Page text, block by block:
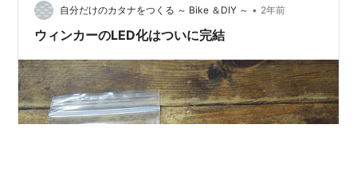
ではなく電子制御で行われています。カチカチ音はスピ
ーカーで鳴らされる「効果音」になっているのです。理
自分だけのカタナをつくる ～ Bike ＆DIY ～ • 2年前
ウィンカーのLED化はついに完結